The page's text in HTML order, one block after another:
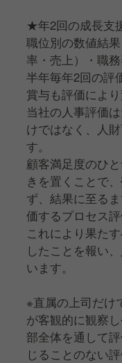
★年2回の成長支
職位別の数値結
率・売上）・職
半年毎年2回の評
賞与も評価により
当社の人事評価
けではなく、人
す。
顧客満足度のひ
きを置くことで
ず、結果に至る
価するプロセス
これにより果た
したことを報い
います。
※直属の上司だけ
が客観的に観察
部全体を通して
じることのない